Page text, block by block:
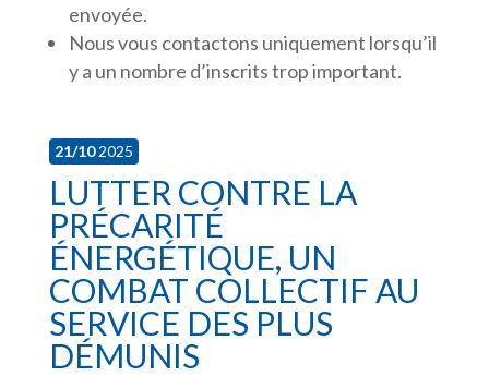
envoyée.
Nous vous contactons uniquement lorsqu’il
y a un nombre d’inscrits trop important.
Inscriptions
réunions
d'information
21/102025
LUTTER CONTRE LA
PRÉCARITÉ
ÉNERGÉTIQUE, UN
COMBAT COLLECTIF AU
SERVICE DES PLUS
DÉMUNIS